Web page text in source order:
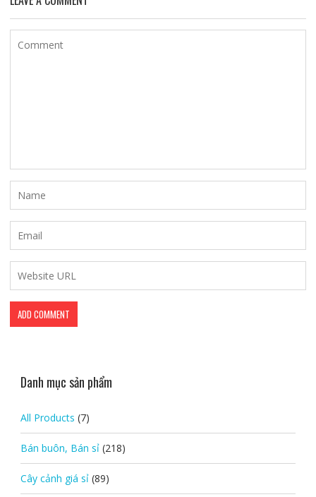
Danh mục sản phẩm
All Products (7)
Bán buôn, Bán sỉ (218)
Cây cảnh giá sỉ (89)